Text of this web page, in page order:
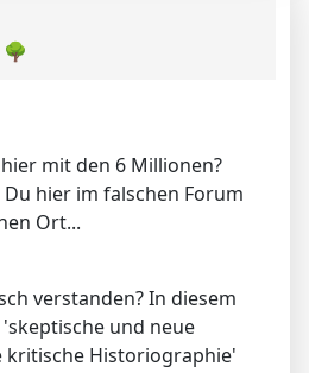
🌳
mit den 6 Millionen?
hier im falschen Forum
Ort...
verstanden? In diesem
und neue
kritische Historiographie'